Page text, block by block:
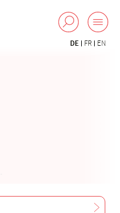
DE FR EN